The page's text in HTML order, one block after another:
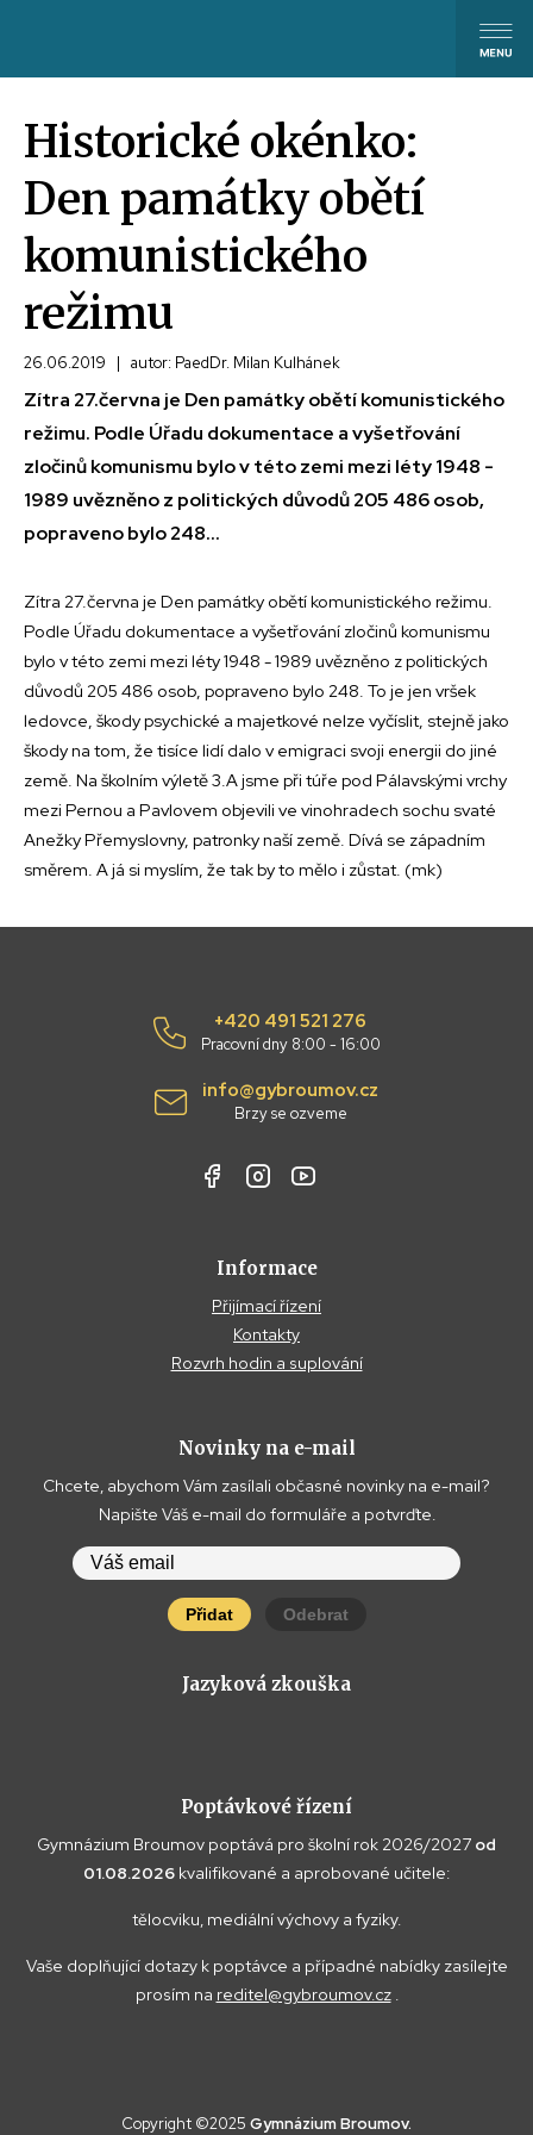
Historické okénko:
Den památky obětí
komunistického
režimu
26.06.2019 | autor: PaedDr. Milan Kulhánek
Zítra 27.června je Den památky obětí komunistického
režimu. Podle Úřadu dokumentace a vyšetřování
zločinů komunismu bylo v této zemi mezi léty 1948 -
1989 uvězněno z politických důvodů 205 486 osob,
popraveno bylo 248...
Zítra 27.června je Den památky obětí komunistického režimu.
Podle Úřadu dokumentace a vyšetřování zločinů komunismu
bylo v této zemi mezi léty 1948 - 1989 uvězněno z politických
důvodů 205 486 osob, popraveno bylo 248. To je jen vršek
ledovce, škody psychické a majetkové nelze vyčíslit, stejně jako
škody na tom, že tisíce lidí dalo v emigraci svoji energii do jiné
země. Na školním výletě 3.A jsme při túře pod Pálavskými vrchy
mezi Pernou a Pavlovem objevili ve vinohradech sochu svaté
Anežky Přemyslovny, patronky naší země. Dívá se západním
směrem. A já si myslím, že tak by to mělo i zůstat. (mk)
+420 491 521 276
Pracovní dny 8:00 - 16:00
info@gybroumov.cz
Brzy se ozveme
Informace
Přijímací řízení
Kontakty
Rozvrh hodin a suplování
Novinky na e-mail
Chcete, abychom Vám zasílali občasné novinky na e-mail?
Napište Váš e-mail do formuláře a potvrďte.
Přidat Odebrat
Jazyková zkouška
Poptávkové řízení
Gymnázium Broumov poptává pro školní rok 2026/2027 od
01.08.2026 kvalifikované a aprobované učitele:
tělocviku, mediální výchovy a fyziky.
Vaše doplňující dotazy k poptávce a případné nabídky zasílejte
prosím na reditel@gybroumov.cz.
Copyright ©2025 Gymnázium Broumov.